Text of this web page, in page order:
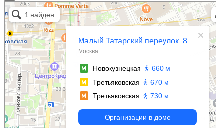
Москва
Малый Татарский переулок, 8 на карте Москвы, ближайшее метро Новокузнецкая —
Яндекс.Карты